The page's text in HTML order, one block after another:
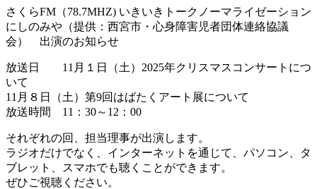
さくらFM（78.7MHZ) いきいきトークノーマライゼーション
にしのみや（提供：西宮市・心身障害児者団体連絡協議
会） 出演のお知らせ
放送日 11月１日（土）2025年クリスマスコンサートにつ
いて
11月８日（土）第9回はばたくアート展について
放送時間 11：30～12：00
それぞれの回、担当理事が出演します。
ラジオだけでなく、インターネットを通じて、パソコン、タ
ブレット、スマホでも聴くことができます。
ぜひご視聴ください。